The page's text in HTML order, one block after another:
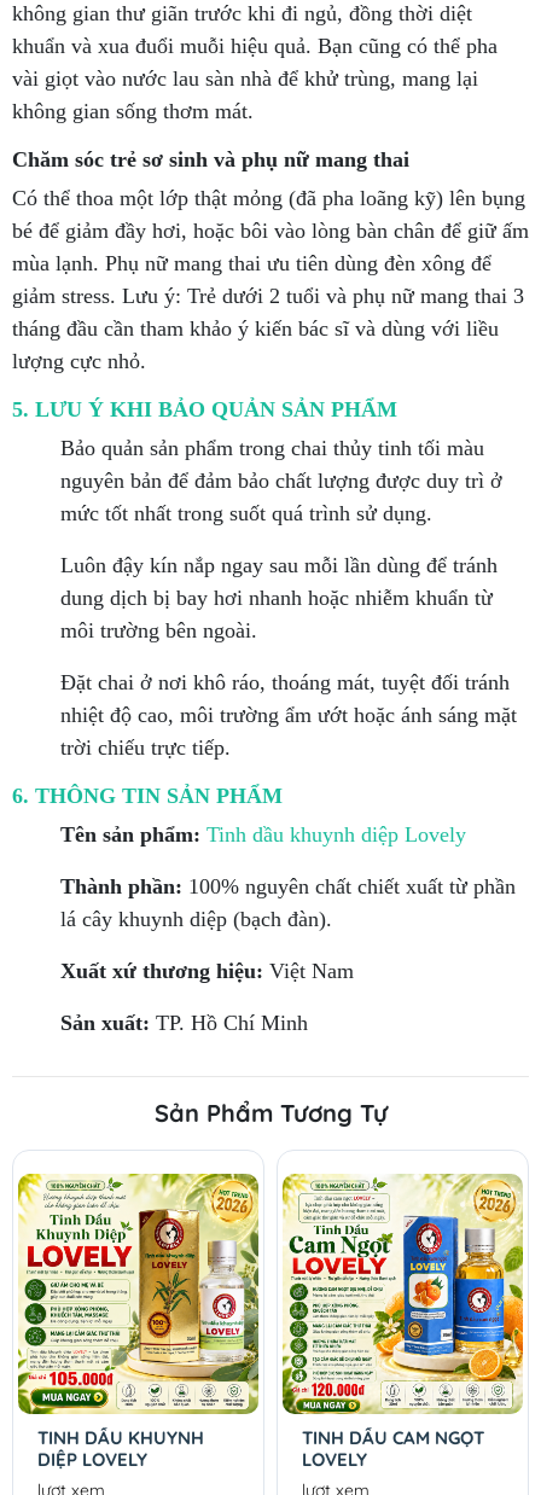
không gian thư giãn trước khi đi ngủ, đồng thời diệt
khuẩn và xua đuổi muỗi hiệu quả. Bạn cũng có thể pha
vài giọt vào nước lau sàn nhà để khử trùng, mang lại
không gian sống thơm mát.
Chăm sóc trẻ sơ sinh và phụ nữ mang thai
Có thể thoa một lớp thật mỏng (đã pha loãng kỹ) lên bụng
bé để giảm đầy hơi, hoặc bôi vào lòng bàn chân để giữ ấm
mùa lạnh. Phụ nữ mang thai ưu tiên dùng đèn xông để
giảm stress. Lưu ý: Trẻ dưới 2 tuổi và phụ nữ mang thai 3
tháng đầu cần tham khảo ý kiến bác sĩ và dùng với liều
lượng cực nhỏ.
5. LƯU Ý KHI BẢO QUẢN SẢN PHẨM
Bảo quản sản phẩm trong chai thủy tinh tối màu
nguyên bản để đảm bảo chất lượng được duy trì ở
mức tốt nhất trong suốt quá trình sử dụng.
Luôn đậy kín nắp ngay sau mỗi lần dùng để tránh
dung dịch bị bay hơi nhanh hoặc nhiễm khuẩn từ
môi trường bên ngoài.
Đặt chai ở nơi khô ráo, thoáng mát, tuyệt đối tránh
nhiệt độ cao, môi trường ẩm ướt hoặc ánh sáng mặt
trời chiếu trực tiếp.
6. THÔNG TIN SẢN PHẨM
Tên sản phẩm: Tinh dầu khuynh diệp Lovely
Thành phần: 100% nguyên chất chiết xuất từ phần
lá cây khuynh diệp (bạch đàn).
Xuất xứ thương hiệu: Việt Nam
Sản xuất: TP. Hồ Chí Minh
Sản Phẩm Tương Tự
TINH DẦU KHUYNH
DIỆP LOVELY
lượt xem
TINH DẦU CAM NGỌT
LOVELY
lượt xem